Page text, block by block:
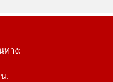
ทาง:
.